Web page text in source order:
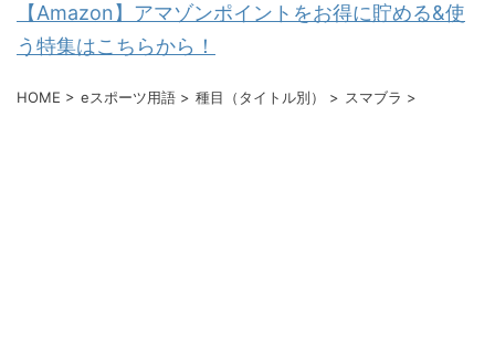
【Amazon】アマゾンポイントをお得に貯める&使
う特集はこちらから！
HOME > eスポーツ用語 > 種目（タイトル別） > スマブラ >